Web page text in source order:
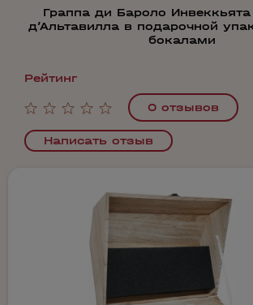
Граппа ди Бароло
д’Альтавилла в подарочной
бокалами
Рейтинг
0 отзывов
Написать отзыв